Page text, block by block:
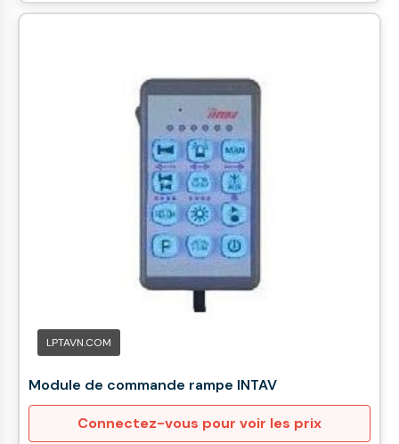
LPTAVN.COM
Module de commande rampe INTAV
Connectez-vous pour voir les prix